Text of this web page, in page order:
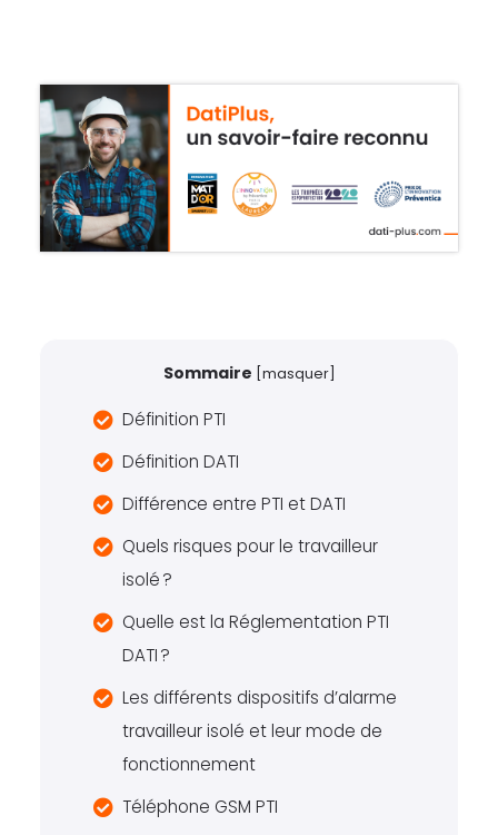
Sommaire masquer]
Définition PTI
Définition DATI
Différence entre PTI et DATI
Quels risques pour le travailleur
isolé ?
Quelle est la Réglementation PTI
DATI ?
Les différents dispositifs d’alarme
travailleur isolé et leur mode de
fonctionnement
Téléphone GSM PTI